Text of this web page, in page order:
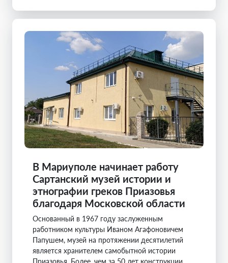
В Мариуполе начинает работу
Сартанский музей истории и
этнографии греков Приазовья
благодаря Московской области
Основанный в 1967 году заслуженным
работником культуры Иваном Агафоновичем
Папушем, музей на протяжении десятилетий
является хранителем самобытной истории
Приазовья. Более, чем за 50 лет конструкции ...